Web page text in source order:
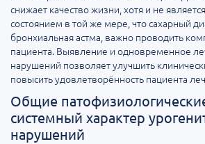
снижает качество жизни, хотя и не
состоянием в той же мере, что сахарный
бронхиальная астма, важно проводить
пациента. Выявление и одновременное
нарушений позволяет улучшить
повысить удовлетворённость пациента
Общие
системный характер
нарушений